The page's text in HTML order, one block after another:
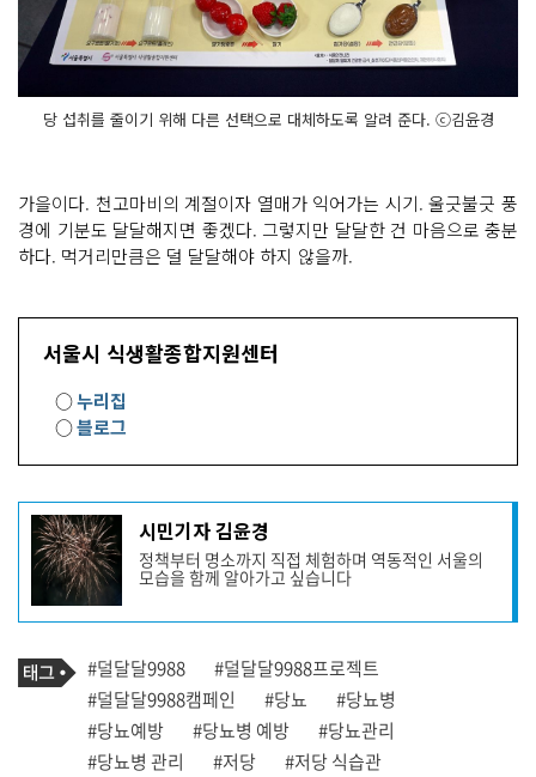
당 섭취를 줄이기 위해 다른 선택으로 대체하도록 알려 준다. ⓒ김윤경
가을이다. 천고마비의 계절이자 열매가 익어가는 시기. 울긋불긋 풍
경에 기분도 달달해지면 좋겠다. 그렇지만 달달한 건 마음으로 충분
하다. 먹거리만큼은 덜 달달해야 하지 않을까.
서울시 식생활종합지원센터
○누리집
○블로그
기
사
작
성
자
프
필
시민기자 김윤경
정책부터 명소까지 직접 체험하며 역동적인 서울의
모습을 함께 알아가고 싶습니다
기
사
관
련
태
그
태
그
#덜달달9988
#덜달달9988프로젝트
#덜달달9988캠페인
#당뇨
#당뇨병
#당뇨예방
#당뇨병 예방
#당뇨관리
#당뇨병 관리
#저당
#저당 식습관